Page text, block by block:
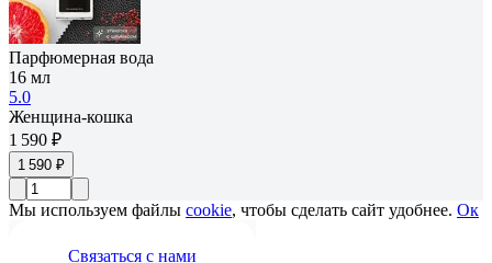
Парфюмерная вода
16 мл
5.0
Женщина-кошка
1 590 ₽
1 590 ₽
Мы используем файлы cookie, чтобы сделать сайт удобнее. Ок
Связаться с нами